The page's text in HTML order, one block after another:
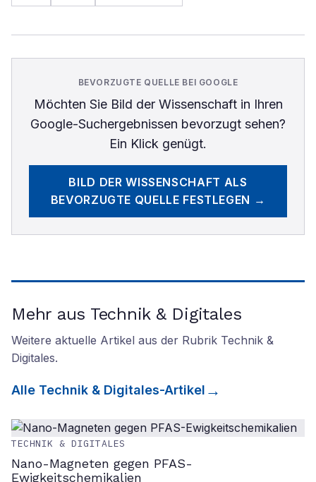
BEVORZUGTE QUELLE BEI GOOGLE
Möchten Sie Bild der Wissenschaftin Ihren
Google-Suchergebnissen bevorzugt sehen?
Ein Klick genügt.
BILD DER WISSENSCHAFT ALS
BEVORZUGTE QUELLE FESTLEGEN →
Mehr aus Technik & Digitales
Weitere aktuelle Artikel aus der Rubrik Technik &
Digitales.
Alle Technik & Digitales-Artikel
TECHNIK & DIGITALES
Nano-Magneten gegen PFAS-
Ewigkeitschemikalien